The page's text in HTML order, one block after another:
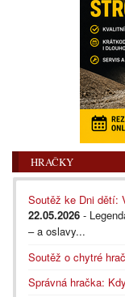
HRAČKY
Soutěž ke Dni dětí:
22.05.2026 -
– a oslavy...
Soutěž o chytré
Správná hračka: